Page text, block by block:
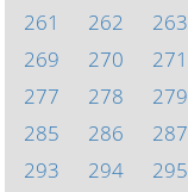
261
262 263
269
270 271
277
278 279
285
286 287
293
294 295